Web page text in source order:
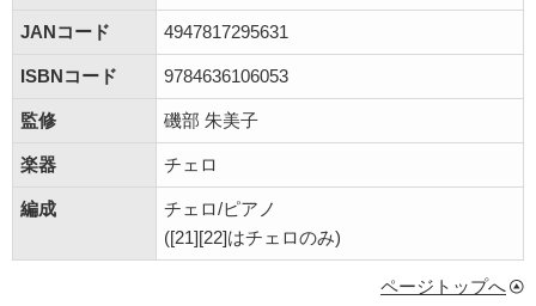
JANコード 4947817295631
ISBNコード 9784636106053
監修 磯部 朱美子
楽器 チェロ
編成
チェロ/ピアノ
([21][22]はチェロのみ)
ページトップへ